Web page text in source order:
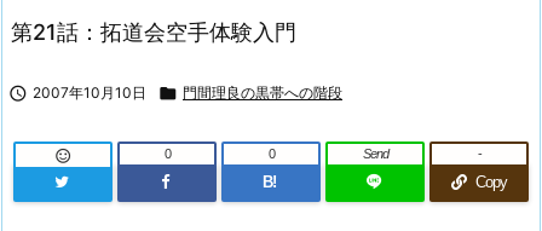
第21話：拓道会空手体験入門
 2007年10月10日  門間理良の黒帯への階段
 0
B!
0 Send
Copy
-